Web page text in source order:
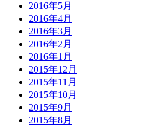
2016年5月
2016年4月
2016年3月
2016年2月
2016年1月
2015年12月
2015年11月
2015年10月
2015年9月
2015年8月